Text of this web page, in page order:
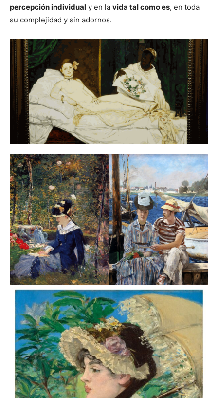
percepción individual y en la vida tal como es, en toda
su complejidad y sin adornos.